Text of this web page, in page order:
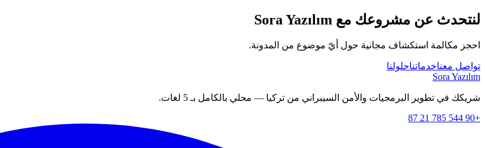
لنتحدث عن مشروعك مع Sora Yazılım
احجز مكالمة استكشاف مجانية حول أيّ موضوع من المدونة.
تواصل معناخدماتناحلولنا
Sora Yazılım
شريكك في تطوير البرمجيات والأمن السيبراني من تركيا — محلي بالكامل بـ 5 لغات.
+90 544 785 21 87